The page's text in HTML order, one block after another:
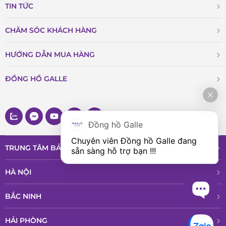
TIN TỨC
CHĂM SÓC KHÁCH HÀNG
HƯỚNG DẪN MUA HÀNG
ĐỒNG HỒ GALLE
TRUNG TÂM BẢO HÀNH VÀ DỊCH VỤ
HÀ NỘI
BẮC NINH
HẢI PHÒNG
Đồng hồ Galle
Chuyên viên Đồng hồ Galle đang
sẵn sàng hỗ trợ bạn !!!